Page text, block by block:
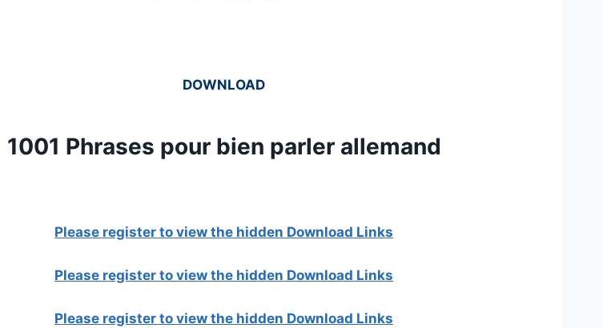
DOWNLOAD
1001 Phrases pour bien parler allemand
Please register to view the hidden Download Links
Please register to view the hidden Download Links
Please register to view the hidden Download Links